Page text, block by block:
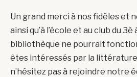
Un grand merci à nos fidèles et
ainsi qu’à l’école et au club du 3è
bibliothèque ne pourrait
êtes intéressés par la
n’hésitez pas à rejoindre notre